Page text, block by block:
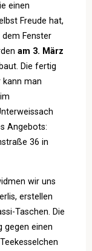
einen
Freude hat,
Fenster
am 3. März
Die fertig
man
Angebots:
36 in
wir uns
erstellen
Taschen. Die
gegen einen